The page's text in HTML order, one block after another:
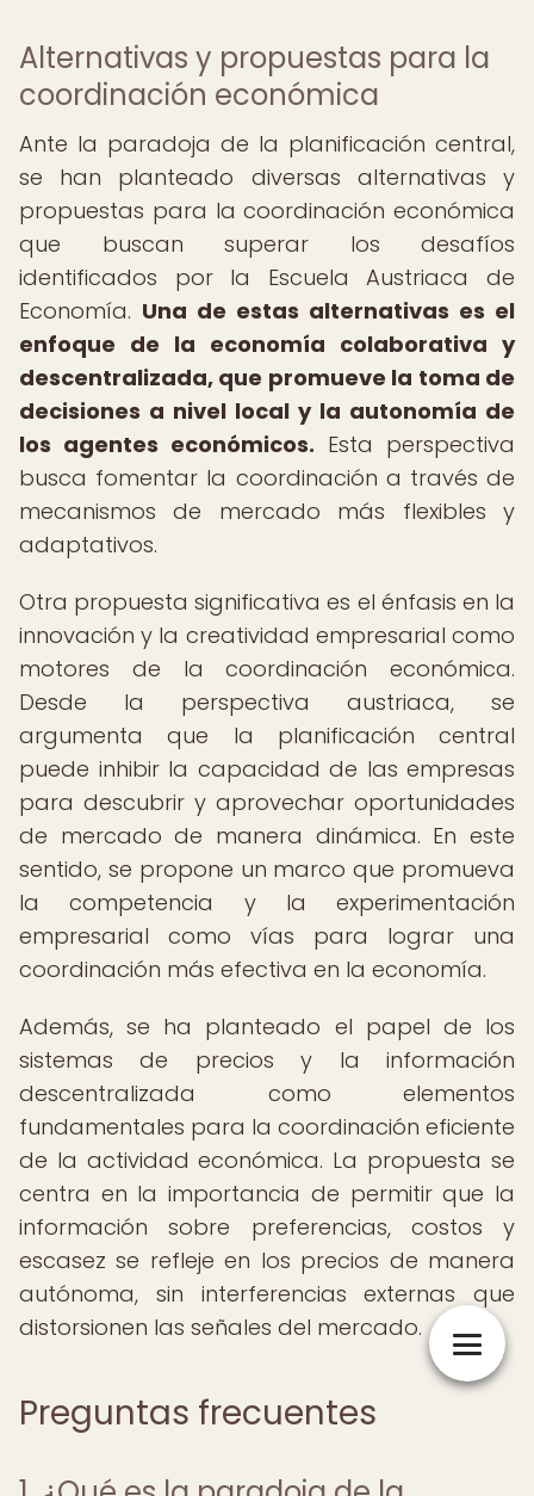
Alternativas y propuestas para la
coordinación económica
Ante la paradoja de la planificación central,
se han planteado diversas alternativas y
propuestas para la coordinación económica
que buscan superar los desafíos
identificados por la Escuela Austriaca de
Economía. Una de estas alternativas es el
enfoque de la economía colaborativa y
descentralizada, que promueve la toma de
decisiones a nivel local y la autonomía de
los agentes económicos. Esta perspectiva
busca fomentar la coordinación a través de
mecanismos de mercado más flexibles y
adaptativos.
Otra propuesta significativa es el énfasis en la
innovación y la creatividad empresarial como
motores de la coordinación económica.
Desde la perspectiva austriaca, se
argumenta que la planificación central
puede inhibir la capacidad de las empresas
para descubrir y aprovechar oportunidades
de mercado de manera dinámica. En este
sentido, se propone un marco que promueva
la competencia y la experimentación
empresarial como vías para lograr una
coordinación más efectiva en la economía.
Además, se ha planteado el papel de los
sistemas de precios y la información
descentralizada como elementos
fundamentales para la coordinación eficiente
de la actividad económica. La propuesta se
centra en la importancia de permitir que la
información sobre preferencias, costos y
escasez se refleje en los precios de manera
autónoma, sin interferencias externas que
distorsionen las señales del mercado.
Preguntas frecuentes